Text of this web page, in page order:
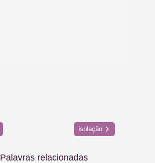
isolação
Palavras relacionadas